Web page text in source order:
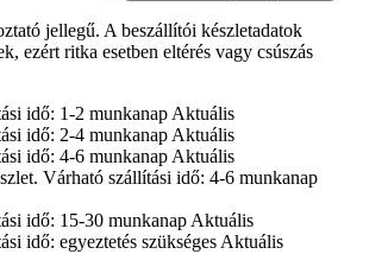
jellegű. A beszállítói készletadatok
ezért ritka esetben eltérés vagy csúszás
idő: 1-2 munkanapAktuális
idő: 2-4 munkanapAktuális
idő: 4-6 munkanapAktuális
Várható szállítási idő: 4-6 munkanap
idő: 15-30 munkanapAktuális
idő: egyeztetés szükségesAktuális